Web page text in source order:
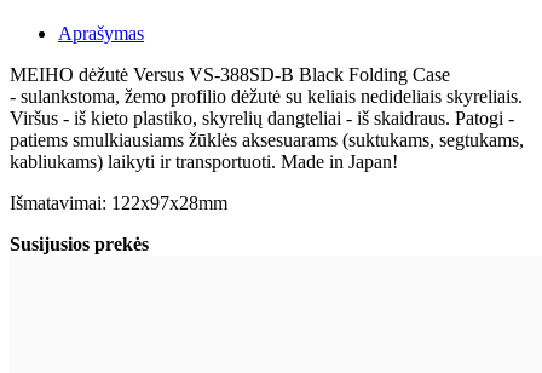
Aprašymas
MEIHO dėžutė Versus VS-388SD-B Black Folding Case
- sulankstoma, žemo profilio dėžutė su keliais nedideliais skyreliais.
Viršus - iš kieto plastiko, skyrelių dangteliai - iš skaidraus. Patogi -
patiems smulkiausiams žūklės aksesuarams (suktukams, segtukams,
kabliukams) laikyti ir transportuoti. Made in Japan!
Išmatavimai: 122x97x28mm
Susijusios prekės